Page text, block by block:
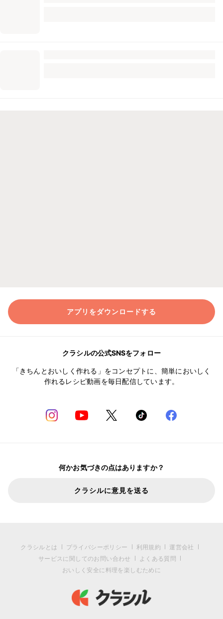
アプリをダウンロードする
クラシルの公式SNSをフォロー
「きちんとおいしく作れる」をコンセプトに、簡単においしく
作れるレシピ動画を毎日配信しています。
何かお気づきの点はありますか？
クラシルに意見を送る
クラシルとは プライバシーポリシー 利用規約
運営会社
サービスに関してのお問い合わせ
よくある質問
おいしく安全に料理を楽しむために